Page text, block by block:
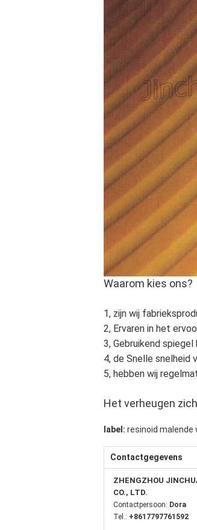
Waarom kies ons?
1, zijn wij
2, Ervaren in het
3, Gebruikend
4, de Snelle snelheid
5, hebben wij
Het verheugen
label: resinoid malende
Contactgegevens
ZHENGZHOU
CO., LTD.
Contactpersoon: Dora
Tel.: +8617797761592